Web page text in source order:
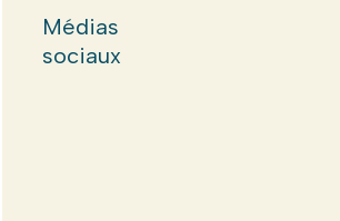
Médias
sociaux